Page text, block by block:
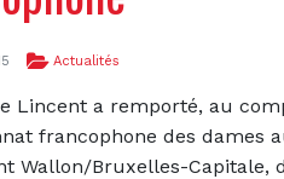
Actualités
Lincent a remporté, au
francophone des dames
Wallon/Bruxelles-Capitale,